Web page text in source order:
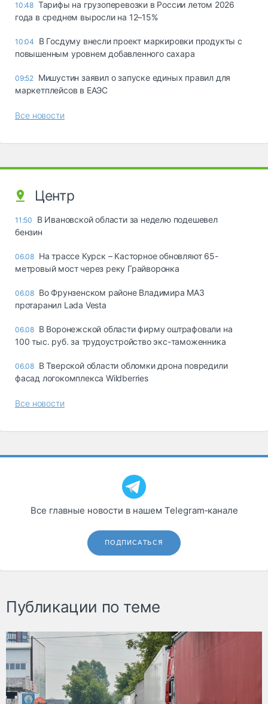
10:48 Тарифы на грузоперевозки в России летом 2026
года в среднем выросли на 12–15%
10:04
В Госдуму внесли проект маркировки продукты с
повышенным уровнем добавленного сахара
09:52 Мишустин заявил о запуске единых правил для
маркетплейсов в ЕАЭС
Все новости
Центр
11:50
В Ивановской области за неделю подешевел
бензин
06.08 На трассе Курск – Касторное обновляют 65-
метровый мост через реку Грайворонка
06.08 Во Фрунзенском районе Владимира МАЗ
протаранил Lada Vesta
06.08 В Воронежской области фирму оштрафовали на
100 тыс. руб. за трудоустройство экс-таможенника
06.08 В Тверской области обломки дрона повредили
фасад логокомплекса Wildberries
Все новости
Все главные новости в нашем Telegram‑канале
ПОДПИСАТЬСЯ
Публикации по теме